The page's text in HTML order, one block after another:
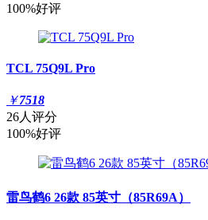
100%好评
TCL 75Q9L Pro
￥7518
26人评分
100%好评
雷鸟鹤6 26款 85英寸（85R69A）